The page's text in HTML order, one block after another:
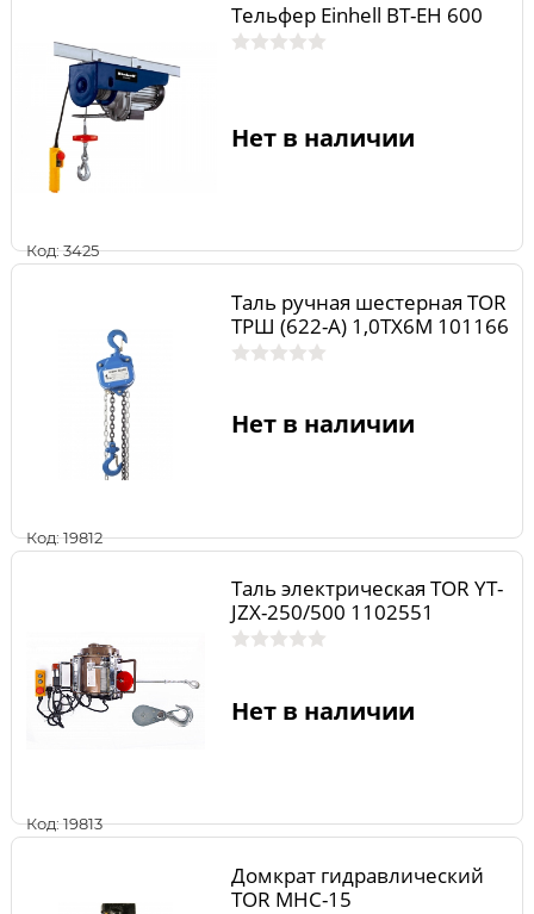
Код: 3425
Тельфер Einhell BT-EH 600
Нет в наличии
Код: 19812
Таль ручная шестерная TOR
ТРШ (622-A) 1,0ТХ6М 101166
Нет в наличии
Код: 19813
Таль электрическая TOR YT-
JZX-250/500 1102551
Нет в наличии
Домкрат гидравлический
TOR MHC-15